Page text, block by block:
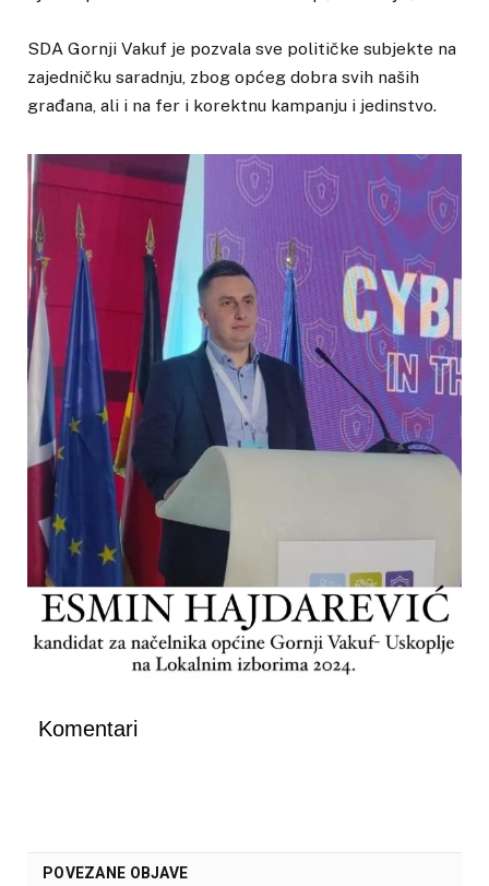
SDA Gornji Vakuf je pozvala sve političke subjekte na
zajedničku saradnju, zbog općeg dobra svih naših
građana, ali i na fer i korektnu kampanju i jedinstvo.
Komentari
POVEZANE OBJAVE